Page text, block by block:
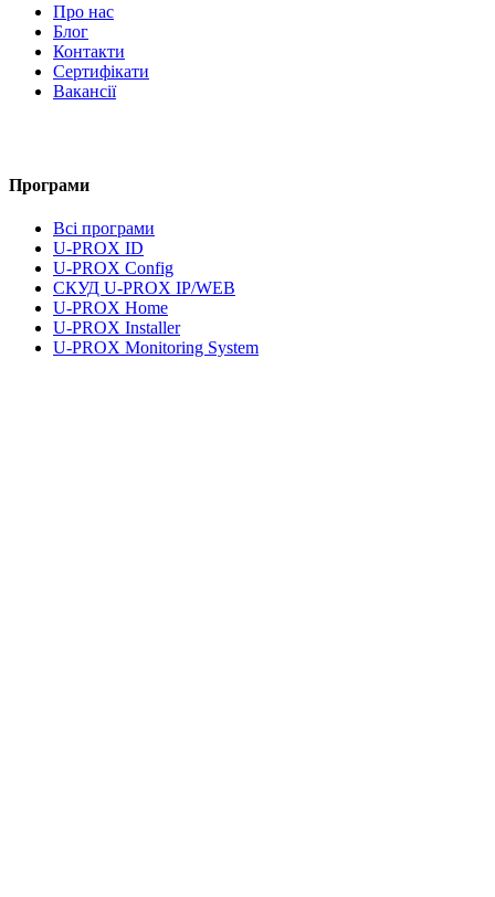
Про нас
Блог
Контакти
Сертифікати
Вакансії
Програми
Всі програми
U-PROX ID
U-PROX Config
СКУД U-PROX IP/WEB
U-PROX Home
U-PROX Installer
U-PROX Monitoring System